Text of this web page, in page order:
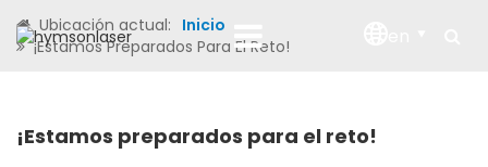
Ubicación actual: Inicio
¡Estamos Preparados Para El Reto!
¡Estamos preparados para el reto!